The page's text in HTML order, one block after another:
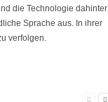
die Technologie dahinter
Sprache aus. In ihrer
verfolgen.